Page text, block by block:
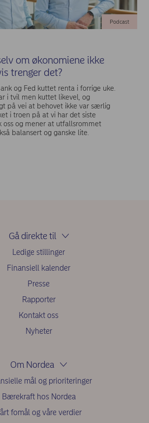
Podcast
om økonomiene ikke
trenger det?
og Fed kuttet renta i forrige uke.
i tvil men kuttet likevel, og
på vei at behovet ikke var særlig
i troen på at vi har det siste
oss og mener at utfallsrommet
balansert og ganske lite.
Gå direkte til
Ledige stillinger
Finansiell kalender
Presse
Rapporter
Kontakt oss
Nyheter
Om Nordea
mål og prioriteringer
Bærekraft hos Nordea
fomål og våre verdier